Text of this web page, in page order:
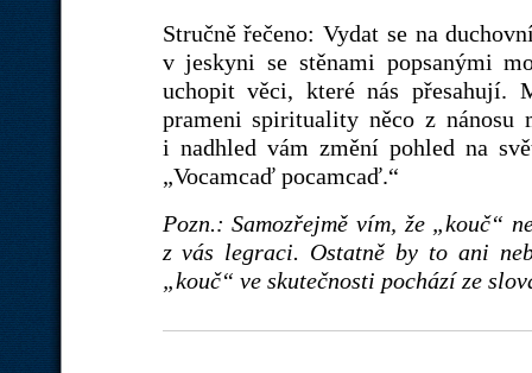
Stručně řečeno: Vydat se na
v jeskyni se stěnami popsanými
uchopit věci, které nás přesahují.
prameni spirituality něco z nánosu
i nadhled vám změní pohled na
„Vocamcaď pocamcaď.“
Pozn.: Samozřejmě vím, že „kouč“
z vás legraci. Ostatně by to ani
„kouč“ ve skutečnosti pochází ze